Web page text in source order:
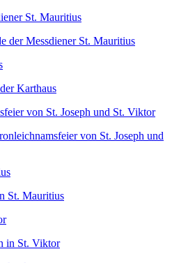
der Messdiener St. Mauritius
Karthaus
von St. Joseph und
St. Mauritius
in St. Viktor